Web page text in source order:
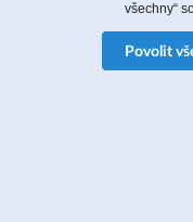
všechny“
Povolit
Zájem o